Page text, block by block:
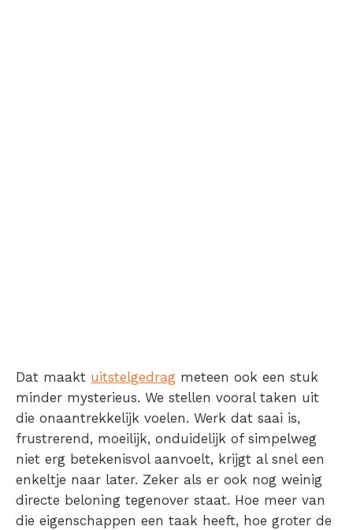
Dat maakt uitstelgedrag meteen ook een stuk
minder mysterieus. We stellen vooral taken uit
die onaantrekkelijk voelen. Werk dat saai is,
frustrerend, moeilijk, onduidelijk of simpelweg
niet erg betekenisvol aanvoelt, krijgt al snel een
enkeltje naar later. Zeker als er ook nog weinig
directe beloning tegenover staat. Hoe meer van
die eigenschappen een taak heeft, hoe groter de